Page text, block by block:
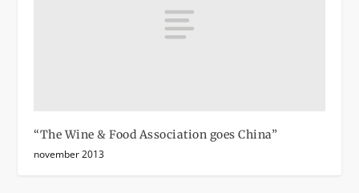
“The Wine & Food Association goes China”
november 2013